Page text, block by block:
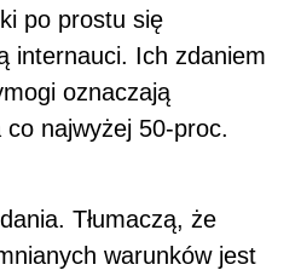
po prostu się
internauci. Ich zdaniem
oznaczają
najwyżej 50-proc.
Tłumaczą, że
warunków jest